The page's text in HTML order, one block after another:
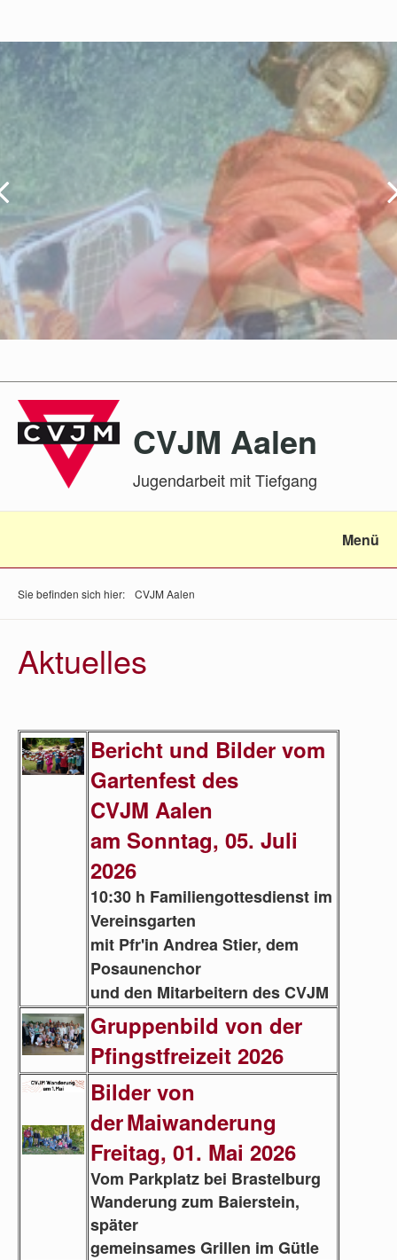
CVJM Aalen
Jugendarbeit mit Tiefgang
Menü
Sie befinden sich hier: CVJM Aalen
Aktuelles
Bericht und Bilder vom
Gartenfest des
CVJM Aalen
am Sonntag, 05. Juli
2026
10:30 h Familiengottesdienst im
Vereinsgarten
mit Pfr'in Andrea Stier, dem
Posaunenchor
und den Mitarbeitern des CVJM
Gruppenbild von der
Pfingstfreizeit 2026
Bilder von
derMaiwanderung
Freitag, 01. Mai 2026
Vom Parkplatz bei Brastelburg
Wanderung zum Baierstein,
später
gemeinsames Grillen im Gütle